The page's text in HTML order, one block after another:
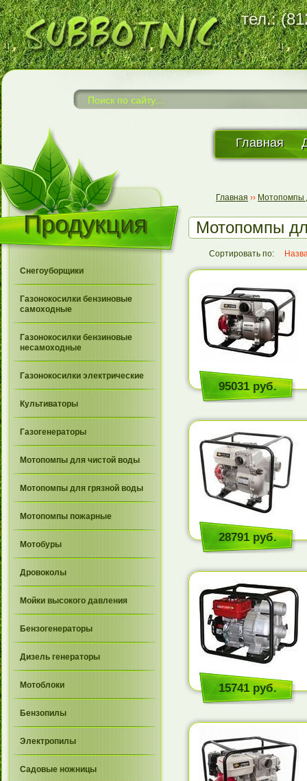
тел.:
Главная
Продукция
Снегоуборщики
Газонокосилки бензиновые
самоходные
Газонокосилки бензиновые
несамоходные
Газонокосилки электрические
Культиваторы
Газогенераторы
Мотопомпы для чистой воды
Мотопомпы для грязной воды
Мотопомпы пожарные
Мотобуры
Дровоколы
Мойки высокого давления
Бензогенераторы
Дизель генераторы
Мотоблоки
Бензопилы
Электропилы
Садовые ножницы
Главная ›› Мотопомпы
Мотопомпы
Сортировать по:
95031 руб.
28791 руб.
15741 руб.